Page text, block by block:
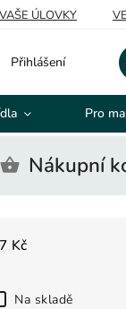
VAŠE ÚLOVKY
Přihlášení
Pro
Nákupní
Kč
Na skladě